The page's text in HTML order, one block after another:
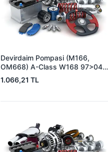
Devirdaim Pompasi (M166,
OM668) A-Class W168 97>04
Vaneo 414 02>05 |
WENDERPARTS
A1662000720
1.066,21 TL